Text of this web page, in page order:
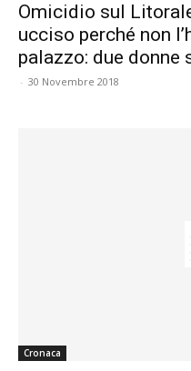
Omicidio sul
ucciso perché non
palazzo: due donne
- 30 Novembre 2018
Cronaca